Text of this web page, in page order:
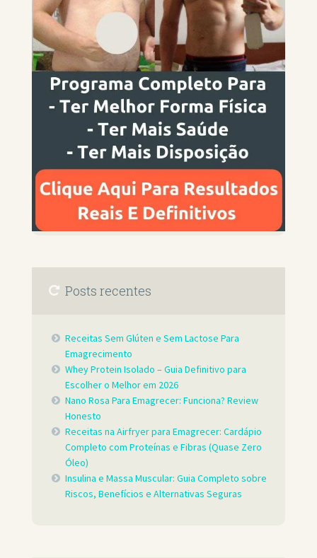
Posts recentes
Receitas Sem Glúten e Sem Lactose Para
Emagrecimento
Whey Protein Isolado – Guia Definitivo para
Escolher o Melhor em 2026
Nano Rosa Para Emagrecer: Funciona? Review
Honesto
Receitas na Airfryer para Emagrecer: Cardápio
Completo com Proteínas e Fibras (Quase Zero
Óleo)
Insulina e Massa Muscular: Guia Completo sobre
Riscos, Benefícios e Alternativas Seguras